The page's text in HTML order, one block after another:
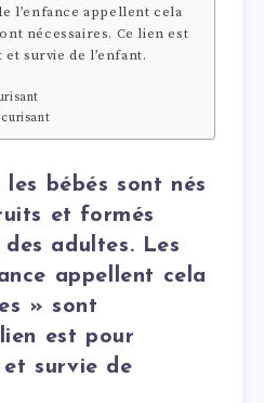
l’enfance appellent cela
nécessaires. Ce lien est
survie de l’enfant.
les bébés sont nés
et formés
adultes. Les
appellent cela
» sont
est pour
et survie de